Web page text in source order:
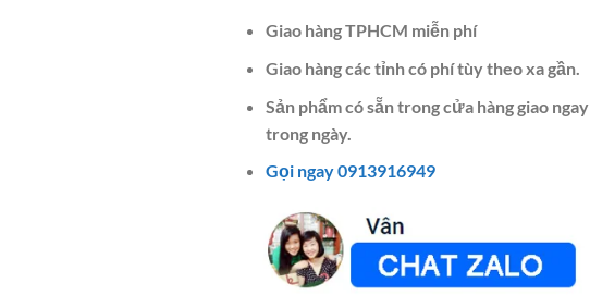
Giao hàng TPHCM miễn phí
Giao hàng các tỉnh có phí tùy theo xa gần.
Sản phẩm có sẵn trong cửa hàng giao ngay
trong ngày.
Gọi ngay 0913916949